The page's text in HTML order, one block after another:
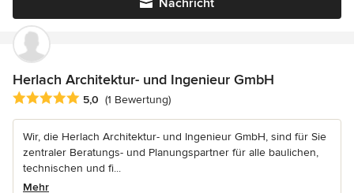
Nachricht
Herlach Architektur- und Ingenieur GmbH
Durchschnittliche Bewertung: 5 von 5 Sternen
5,0 (1 Bewertung)
Wir, die Herlach Architektur- und Ingenieur GmbH, sind für Sie
zentraler Beratungs- und Planungspartner für alle baulichen,
technischen und fi...
Mehr